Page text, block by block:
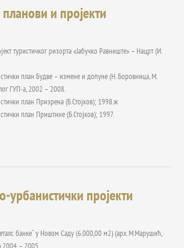
и пројекти
туристичког ризорта «Јабучко Равниште» – Нацрт (И.
план Будве – измене и допуне (Н. Боровница, М.
ГУП-а, 2002 – 2008.
план Призрена (Б.Стојков); 1998.ж
план Приштине (Б.Стојков); 1997.
урбанистички пројекти
банке“ у Новом Саду (6.000,00 м2) (арх. М.Марушић,
– 2005.